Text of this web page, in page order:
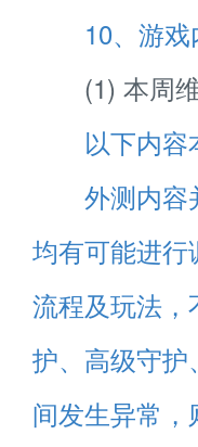
10、游
(1) 本周维
以下内
外测内容
均有可能进
流程及玩法
护、高级守
间发生异常